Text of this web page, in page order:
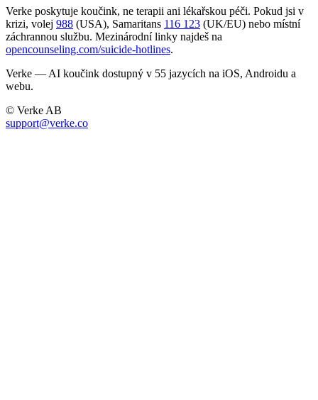
Verke poskytuje koučink, ne terapii ani lékařskou péči. Pokud jsi v
krizi, volej 988 (USA), Samaritans 116 123 (UK/EU) nebo místní
záchrannou službu. Mezinárodní linky najdeš na
opencounseling.com/suicide-hotlines.
Verke — AI koučink dostupný v 55 jazycích na iOS, Androidu a
webu.
© Verke AB
support@verke.co